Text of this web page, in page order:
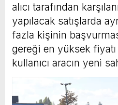
alıcı tarafından
yapılacak satışlarda
fazla kişinin
gereği en yüksek
kullanıcı aracın yeni